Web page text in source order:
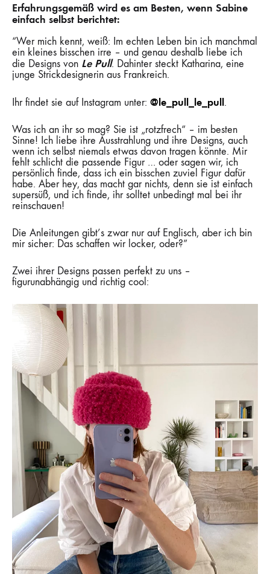
Erfahrungsgemäß wird es am Besten, wenn Sabine
einfach selbst berichtet:
“Wer mich kennt, weiß: Im echten Leben bin ich manchmal
ein kleines bisschen irre – und genau deshalb liebe ich
die Designs von Le Pull. Dahinter steckt Katharina, eine
junge Strickdesignerin aus Frankreich.
Ihr findet sie auf Instagram unter: @le_pull_le_pull.
Was ich an ihr so mag? Sie ist „rotzfrech“ – im besten
Sinne! Ich liebe ihre Ausstrahlung und ihre Designs, auch
wenn ich selbst niemals etwas davon tragen könnte. Mir
fehlt schlicht die passende Figur … oder sagen wir, ich
persönlich finde, dass ich ein bisschen zuviel Figur dafür
habe. Aber hey, das macht gar nichts, denn sie ist einfach
supersüß, und ich finde, ihr solltet unbedingt mal bei ihr
reinschauen!
Die Anleitungen gibt’s zwar nur auf Englisch, aber ich bin
mir sicher: Das schaffen wir locker, oder?”
Zwei ihrer Designs passen perfekt zu uns –
figurunabhängig und richtig cool: